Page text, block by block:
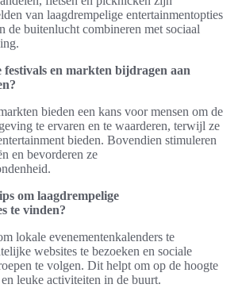
van laagdrempelige entertainmentopties
de buitenlucht combineren met sociaal
festivals en markten bijdragen aan
bieden een kans voor mensen om de
te ervaren en te waarderen, terwijl ze
bieden. Bovendien stimuleren
en bevorderen ze
om laagdrempelige
te vinden?
lokale evenementenkalenders te
websites te bezoeken en sociale
te volgen. Dit helpt om op de hoogte
leuke activiteiten in de buurt.